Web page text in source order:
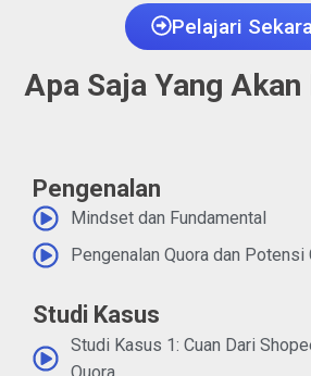
Pelajari
Apa Saja Yang
Pengenalan
Mindset dan Fundamental
Pengenalan Quora dan Potensi
Studi Kasus
Studi Kasus 1: Cuan Dari
Quora